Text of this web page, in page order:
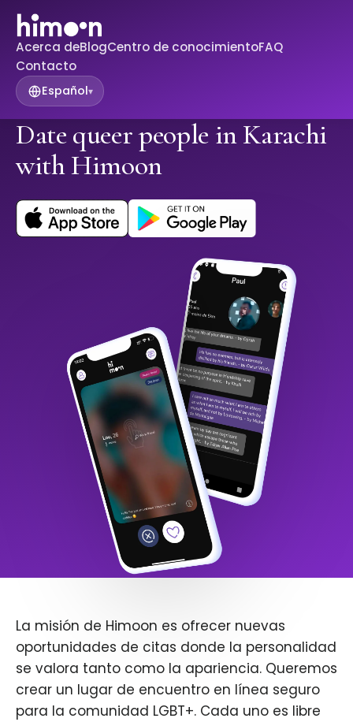
Acerca deBlogCentro de conocimientoFAQ
Contacto
Español▾
Date queer people in Karachi
with Himoon
La misión de Himoon es ofrecer nuevas
oportunidades de citas donde la personalidad
se valora tanto como la apariencia. Queremos
crear un lugar de encuentro en línea seguro
para la comunidad LGBT+. Cada uno es libre